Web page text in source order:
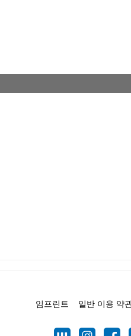
임프린트 일반 이용 약